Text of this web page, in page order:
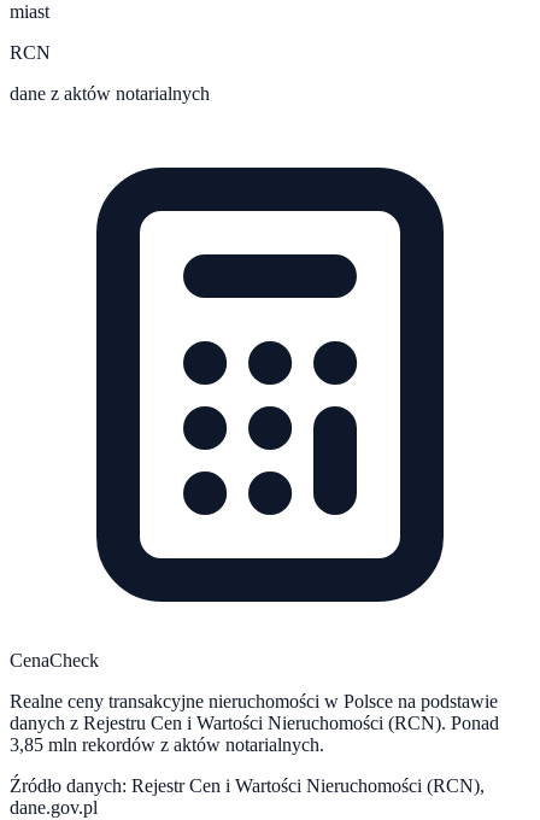
miast
RCN
dane z aktów notarialnych
CenaCheck
Realne ceny transakcyjne nieruchomości w Polsce na podstawie
danych z Rejestru Cen i Wartości Nieruchomości (RCN). Ponad
3,85 mln rekordów z aktów notarialnych.
Źródło danych: Rejestr Cen i Wartości Nieruchomości (RCN),
dane.gov.pl